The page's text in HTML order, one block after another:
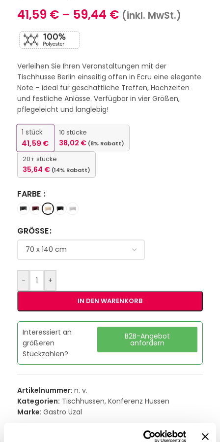
41,59 € – 59,44 € (inkl. MwSt.)
Verleihen Sie Ihren Veranstaltungen mit der
Tischhusse Berlin einseitig offen in Ecru eine elegante
Note – ideal für geschäftliche Treffen, Hochzeiten
und festliche Anlässe. Verfügbar in vier Größen,
pflegeleicht und langlebig!
1 stück
41,59€
10 stücke
38,02 € (8% Rabatt)
20+ stücke
35,64 € (14% Rabatt)
FARBE
GRÖSSE
- +
IN DEN WARENKORB
Interessiert an
größeren
Stückzahlen?
B2B-Angebot
anfordern
Artikelnummer: n. v.
Kategorien: Tischhussen, Konferenz Hussen
Marke: Gastro Uzal